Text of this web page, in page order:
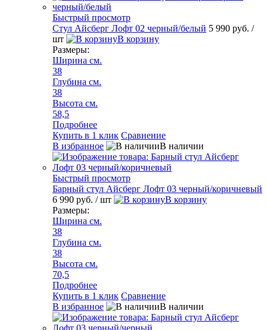
Быстрый просмотр
Стул Айсберг Лофт 02 черный/белый 5 990 руб. /
шт
В корзину
Размеры:
Ширина см.
38
Глубина см.
38
Высота см.
58,5
Подробнее
Купить в 1 клик Сравнение
В избранное
В наличии
Быстрый просмотр
Барный стул Айсберг Лофт 03 черный/коричневый
6 990 руб. / шт
В корзину
Размеры:
Ширина см.
38
Глубина см.
38
Высота см.
70,5
Подробнее
Купить в 1 клик Сравнение
В избранное
В наличии